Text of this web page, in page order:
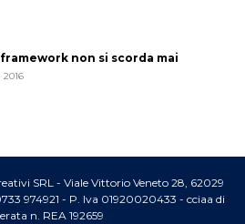
non si scorda mai
SRL - Viale Vittorio Veneto 28, 62029
974921 - P. Iva 01920020433 - cciaa di
n. REA 192659